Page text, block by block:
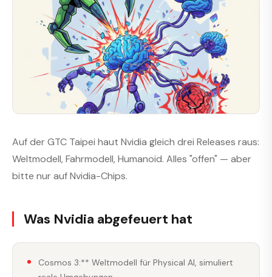
Auf der GTC Taipei haut Nvidia gleich drei Releases raus:
Weltmodell, Fahrmodell, Humanoid. Alles "offen" — aber
bitte nur auf Nvidia-Chips.
Was Nvidia abgefeuert hat
Cosmos 3:** Weltmodell für Physical AI, simuliert